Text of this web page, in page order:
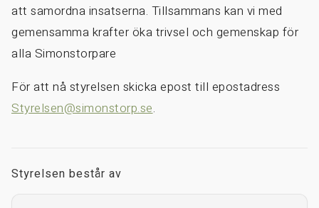
att samordna insatserna. Tillsammans kan vi med
gemensamma krafter öka trivsel och gemenskap för
alla Simonstorpare
För att nå styrelsen skicka epost till epostadress
Styrelsen@simonstorp.se.
Styrelsen består av